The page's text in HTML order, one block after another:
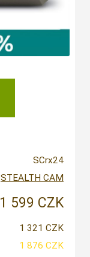
SCrx24
STEALTH CAM
1 599 CZK
1 321 CZK
1 876 CZK